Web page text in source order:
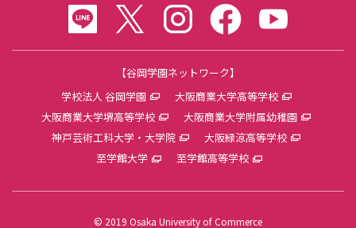
LINE
twitter instagram facebook
【谷岡学園ネットワーク】
学校法人 谷岡学園
大阪商業大学高等学校
大阪商業大学堺高等学校
大阪商業大学附属幼稚園
神戸芸術工科大学・大学院
大阪緑涼高等学校
至学館大学
至学館高等学校
© 2019 Osaka University of Commerce